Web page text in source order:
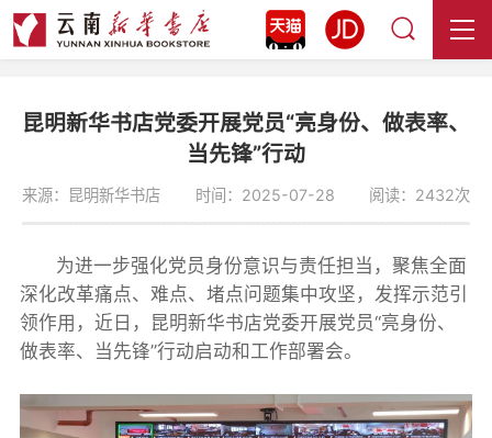
昆明新华书店党委开展党员“亮身份、做表率、
当先锋”行动
来源：昆明新华书店 时间：2025-07-28 阅读：2432次
为进一步强化党员身份意识与责任担当，聚焦全面
深化改革痛点、难点、堵点问题集中攻坚，发挥示范引
领作用，近日，昆明新华书店党委开展党员“亮身份、
做表率、当先锋”行动启动和工作部署会。